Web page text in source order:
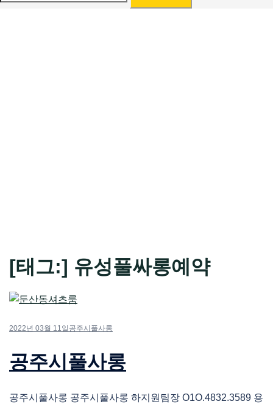
[태그:] 유성풀싸롱예약
2022년 03월 11일 공주시풀사롱
공주시풀사롱
공주시풀사롱 공주시풀사롱 하지원팀장 O1O.4832.3589 용